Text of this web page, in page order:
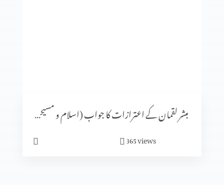
مگر مسیح کی قدرت سے زندہ، کیسے؟
مگر مسیح کی قدرت سے زندہ، کیسے؟
مبشر لقمان کے اعترازات کا جواب (اسلام و مسیحیت)
365views